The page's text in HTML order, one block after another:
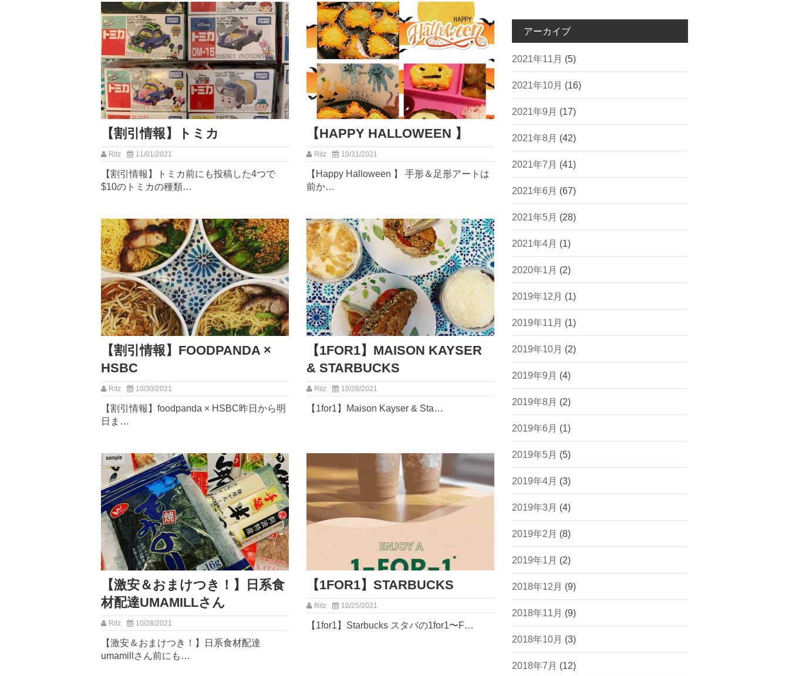
【割引情報】トミカ
Ritz 11/01/2021
【割引情報】トミカ⁡前にも投稿した4つで
$10のトミカの種類…
【HAPPY HALLOWEEN 】
Ritz 10/31/2021
【Happy Halloween 】 手形＆足形アートは
前か…
【割引情報】FOODPANDA ×
HSBC
Ritz 10/30/2021
【割引情報】foodpanda × HSBC⁡昨日から明
日ま…
【1FOR1】MAISON KAYSER
& STARBUCKS
Ritz 10/28/2021
【1for1】Maison Kayser & Sta…
【激安＆おまけつき！】日系食
材配達UMAMILLさん
Ritz 10/28/2021
【激安＆おまけつき！】日系食材配達
umamillさん⁡前にも…
【1FOR1】STARBUCKS
Ritz 10/25/2021
【1for1】Starbucks ⁡スタバの1for1〜⁡F…
アーカイブ
2021年11月 (5)
2021年10月 (16)
2021年9月 (17)
2021年8月 (42)
2021年7月 (41)
2021年6月 (67)
2021年5月 (28)
2021年4月 (1)
2020年1月 (2)
2019年12月 (1)
2019年11月 (1)
2019年10月 (2)
2019年9月 (4)
2019年8月 (2)
2019年6月 (1)
2019年5月 (5)
2019年4月 (3)
2019年3月 (4)
2019年2月 (8)
2019年1月 (2)
2018年12月 (9)
2018年11月 (9)
2018年10月 (3)
2018年7月 (12)